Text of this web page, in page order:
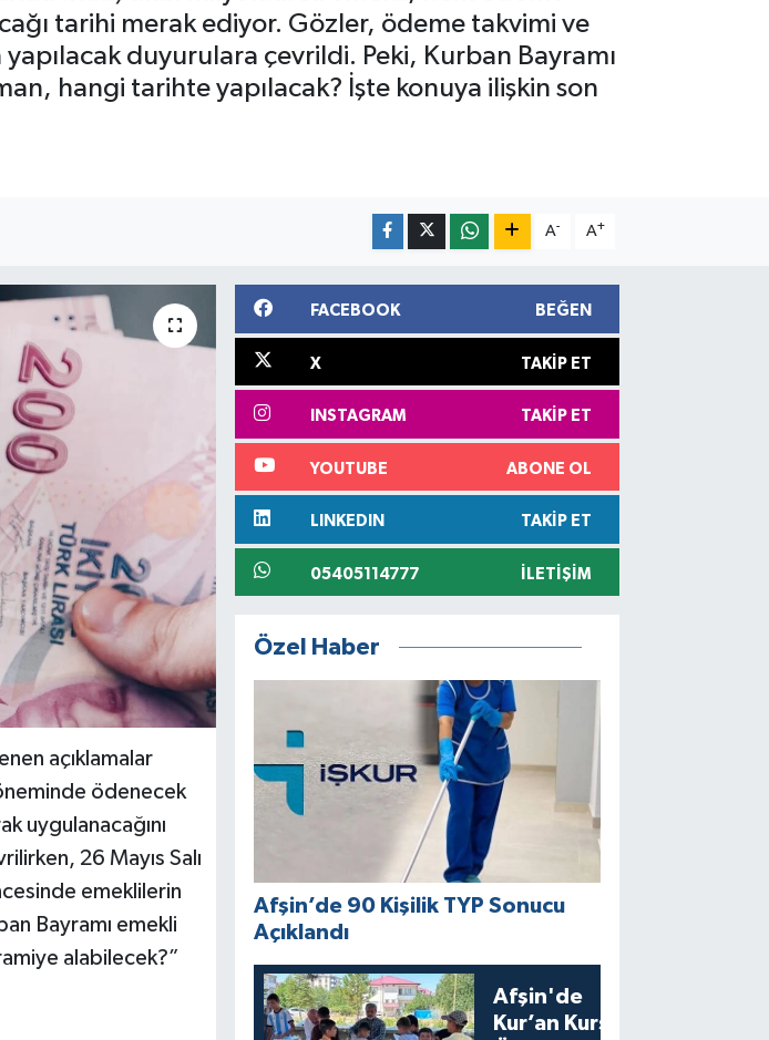
tarihi merak ediyor. Gözler, ödeme takvimi ve
duyurulara çevrildi. Peki, Kurban Bayramı
hangi tarihte yapılacak? İşte konuya ilişkin son
A- A+
açıklamalar
ödenecek
uygulanacağını
26 Mayıs Salı
emeklilerin
Bayramı emekli
alabilecek?”
FACEBOOK BEĞEN
X TAKIP ET
INSTAGRAM TAKIP ET
YOUTUBE ABONE OL
LINKEDIN TAKIP ET
05405114777 İLETIŞIM
Özel Haber
Afşin’de 90 Kişilik TYP Sonucu
Açıklandı
Afşin'de
Kur’an Kursu